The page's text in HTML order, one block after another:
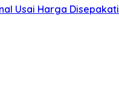
Usai Harga Disepakati